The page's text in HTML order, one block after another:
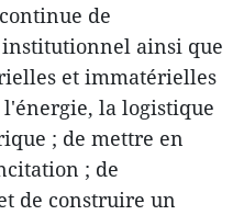
de
ainsi que
et immatérielles
la logistique
; de mettre en
; de
de construire un